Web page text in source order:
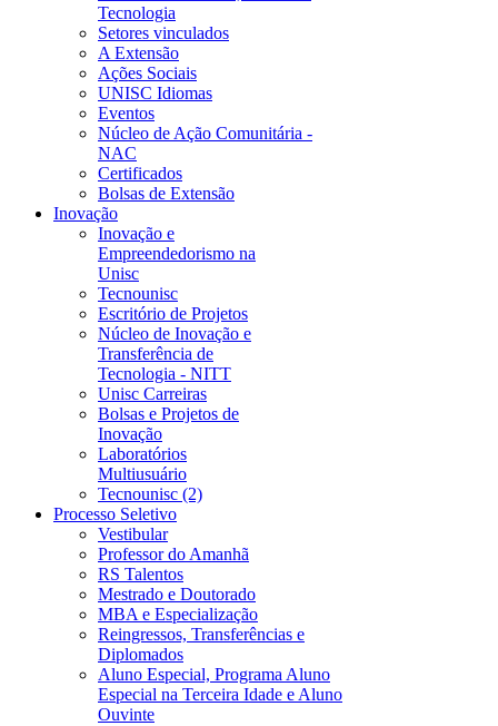
Tecnologia
Setores vinculados
A Extensão
Ações Sociais
UNISC Idiomas
Eventos
Núcleo de Ação Comunitária -
NAC
Certificados
Bolsas de Extensão
Inovação
Inovação e
Empreendedorismo na
Unisc
Tecnounisc
Escritório de Projetos
Núcleo de Inovação e
Transferência de
Tecnologia - NITT
Unisc Carreiras
Bolsas e Projetos de
Inovação
Laboratórios
Multiusuário
Tecnounisc (2)
Processo Seletivo
Vestibular
Professor do Amanhã
RS Talentos
Mestrado e Doutorado
MBA e Especialização
Reingressos, Transferências e
Diplomados
Aluno Especial, Programa Aluno
Especial na Terceira Idade e Aluno
Ouvinte